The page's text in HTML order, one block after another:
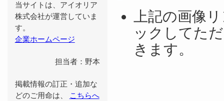
上記の画像
ックしてた
きます。
当サイトは、アイオリア
株式会社が運営していま
す。
企業ホームページ
担当者：野本
掲載情報の訂正・追加な
どのご用命は、
こちらへ